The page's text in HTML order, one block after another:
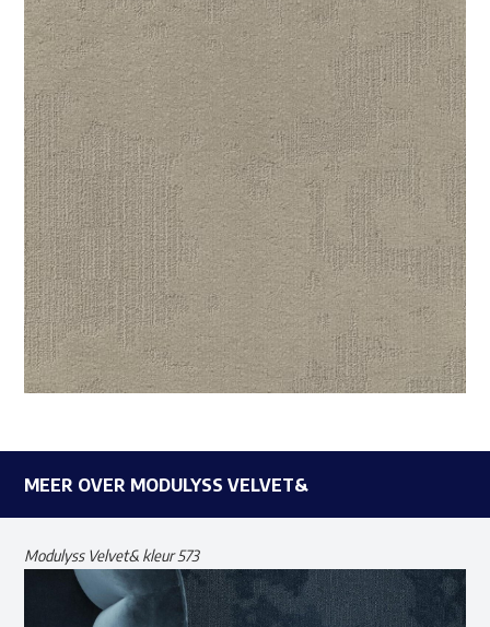
MEER OVER MODULYSS VELVET&
Modulyss Velvet& kleur 573